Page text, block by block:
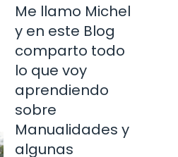
Me llamo Michel
y en este Blog
comparto todo
lo que voy
aprendiendo
sobre
Manualidades y
algunas